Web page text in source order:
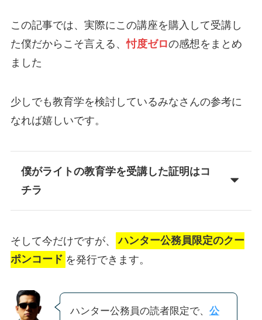
この記事では、実際にこの講座を購入して受講し
た僕だからこそ言える、忖度ゼロの感想をまとめ
ました
少しでも教育学を検討しているみなさんの参考に
なれば嬉しいです。
僕がライトの教育学を受講した証明はコ
チラ
そして今だけですが、
ハンター公務員限定のクー
ポンコード を発行できます。
ハンター公務員の読者限定で、 公